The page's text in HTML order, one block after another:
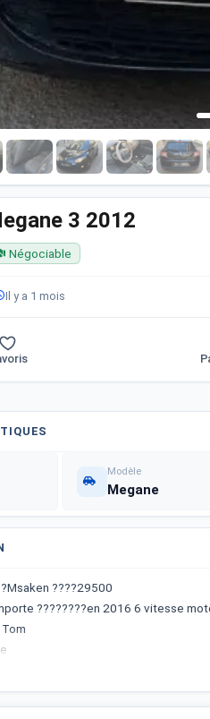
3 2012
Négociable
Il y a 1 mois
Modèle
Megane
????29500
????????en 2016 6 vitesse